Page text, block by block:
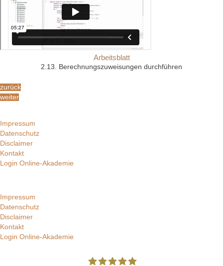
Arbeitsblatt
2.13. Berechnungszuweisungen durchführen
zurück
weiter
Impressum
Datenschutz
Disclaimer
Kontakt
Login Online-Akademie
Impressum
Datenschutz
Disclaimer
Kontakt
Login Online-Akademie